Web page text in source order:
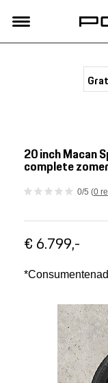
Nieuw
Porsche finder
Mijn account
Klantenservice
20 inch Macan
complete
0/5 (0
€ 6.799,-